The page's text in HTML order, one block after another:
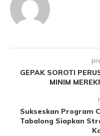
GEPAK SOROTI
MINIM
Sukseskan Program
Tabalong Siapkan